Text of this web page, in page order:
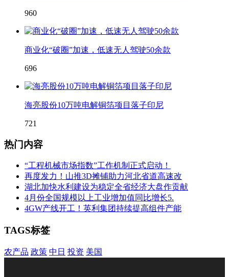
960
商业化“破圈”加速，低速无人驾驶50余款
696
海亮股份10万吨电解铜箔项目落子印尼
721
热门内容
“工程机械市场指数”工作机制正式启动！
再度发力！山推3D摊铺助力河北省道高速改
湖北加快水利建设为稳定全省经济大盘作贡献
4月份全国规模以上工业增加值同比增长5.
4GW产线开工！英利集团持续提高组件产能
TAGS标签
农产品 政策 中日 投资 美国